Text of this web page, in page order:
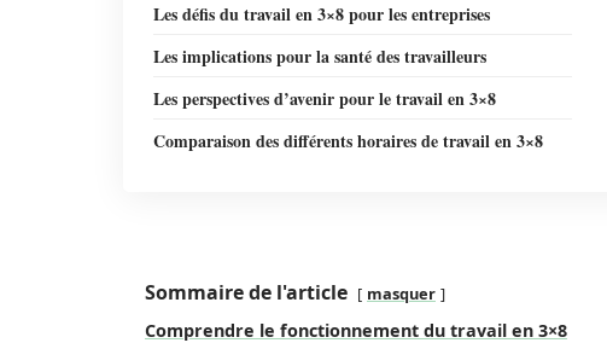
Les défis du travail en 3×8 pour les entreprises
Les implications pour la santé des travailleurs
Les perspectives d’avenir pour le travail en 3×8
Comparaison des différents horaires de travail en 3×8
Sommaire de l'article masquer
Comprendre le fonctionnement du travail en 3×8